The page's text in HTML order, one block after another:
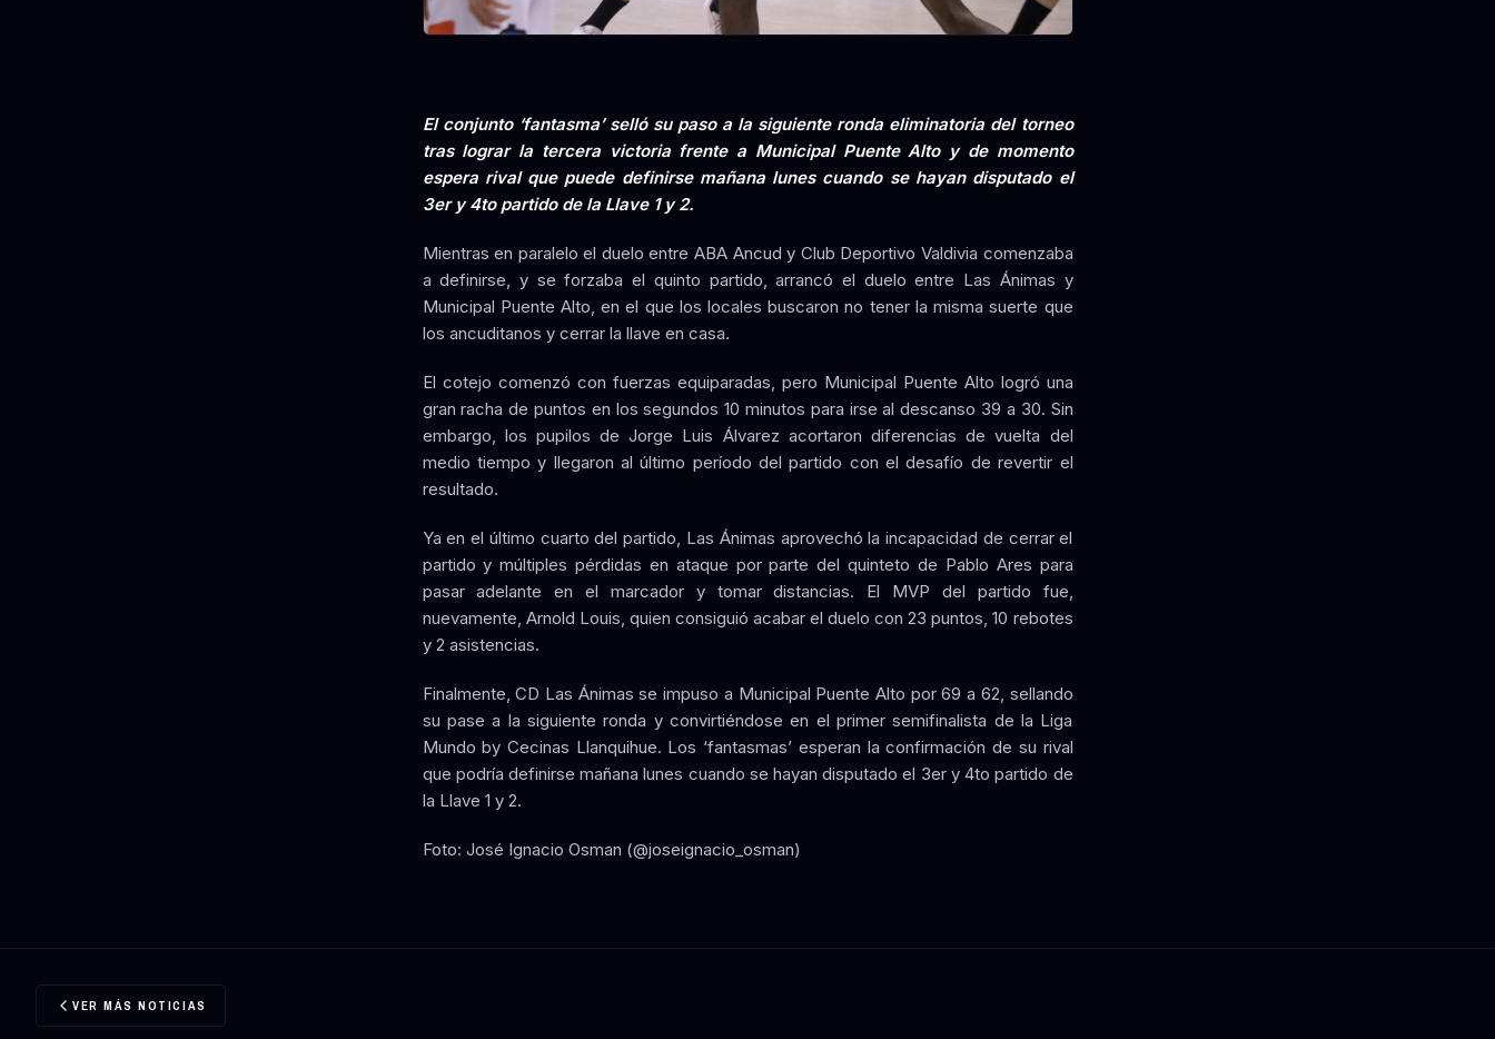
El conjunto ‘fantasma’ selló su paso a la siguiente ronda eliminatoria del torneo
tras lograr la tercera victoria frente a Municipal Puente Alto y de momento
espera rival que puede definirse mañana lunes cuando se hayan disputado el
3er y 4to partido de la Llave 1 y 2.
Mientras en paralelo el duelo entre ABA Ancud y Club Deportivo Valdivia comenzaba
a definirse, y se forzaba el quinto partido, arrancó el duelo entre Las Ánimas y
Municipal Puente Alto, en el que los locales buscaron no tener la misma suerte que
los ancuditanos y cerrar la llave en casa.
El cotejo comenzó con fuerzas equiparadas, pero Municipal Puente Alto logró una
gran racha de puntos en los segundos 10 minutos para irse al descanso 39 a 30. Sin
embargo, los pupilos de Jorge Luis Álvarez acortaron diferencias de vuelta del
medio tiempo y llegaron al último período del partido con el desafío de revertir el
resultado.
Ya en el último cuarto del partido, Las Ánimas aprovechó la incapacidad de cerrar el
partido y múltiples pérdidas en ataque por parte del quinteto de Pablo Ares para
pasar adelante en el marcador y tomar distancias. El MVP del partido fue,
nuevamente, Arnold Louis, quien consiguió acabar el duelo con 23 puntos, 10 rebotes
y 2 asistencias.
Finalmente, CD Las Ánimas se impuso a Municipal Puente Alto por 69 a 62, sellando
su pase a la siguiente ronda y convirtiéndose en el primer semifinalista de la Liga
Mundo by Cecinas Llanquihue. Los ‘fantasmas’ esperan la confirmación de su rival
que podría definirse mañana lunes cuando se hayan disputado el 3er y 4to partido de
la Llave 1 y 2.
Foto: José Ignacio Osman (@joseignacio_osman)
VER MÁS NOTICIAS